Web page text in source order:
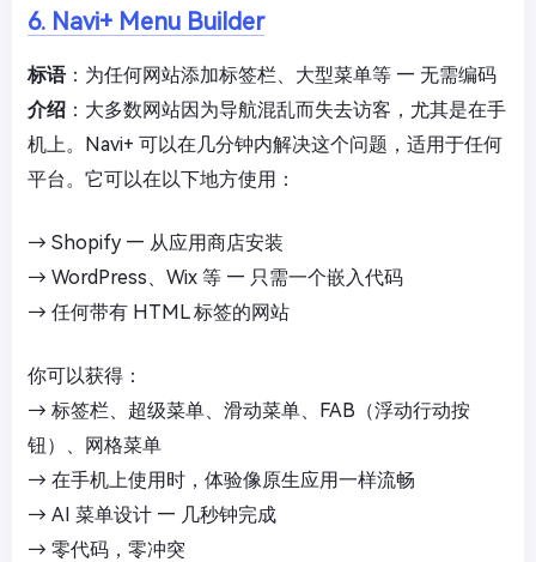
6. Navi+ Menu Builder
标语：为任何网站添加标签栏、大型菜单等 — 无需编码
介绍 ：大多数网站因为导航混乱而失去访客，尤其是在手
机上。Navi+ 可以在几分钟内解决这个问题，适用于任何
平台。它可以在以下地方使用：
→ Shopify — 从应用商店安装
→ WordPress、Wix 等 — 只需一个嵌入代码
→ 任何带有 HTML 标签的网站
你可以获得：
→ 标签栏、超级菜单、滑动菜单、FAB（浮动行动按
钮）、网格菜单
→ 在手机上使用时，体验像原生应用一样流畅
→ AI 菜单设计 — 几秒钟完成
→ 零代码，零冲突